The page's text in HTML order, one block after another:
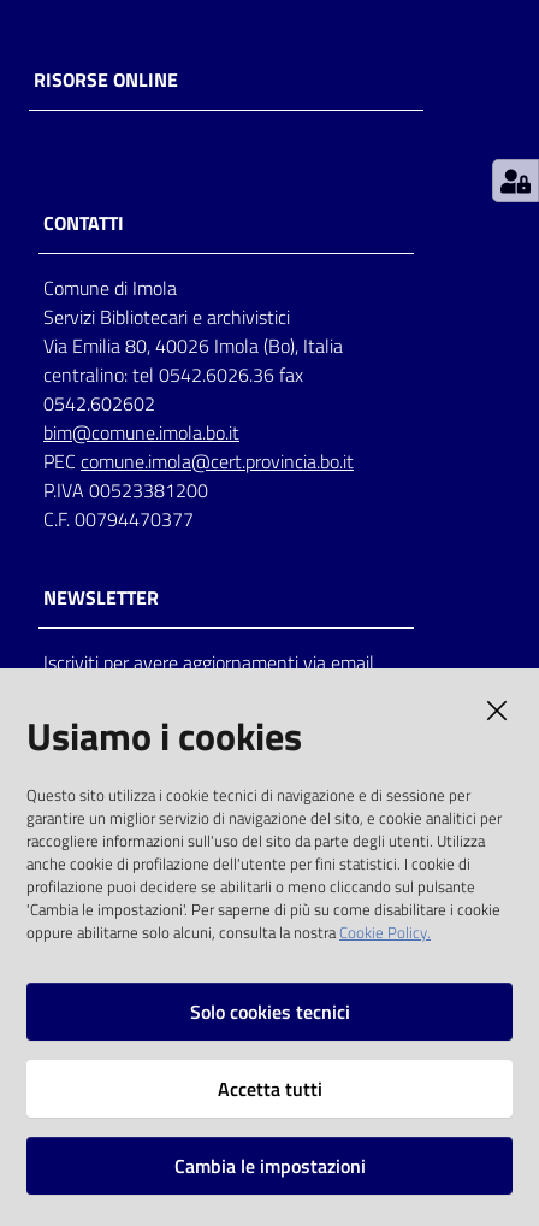
storico
per
lettura
Seguici
su
Catalogo
on line
Eventi
Chiedi al
bibliotecario
RISORSE ONLINE
CONTATTI
Comune di Imola
Servizi Bibliotecari e archivistici
Via Emilia 80, 40026 Imola (Bo), Italia
centralino: tel 0542.6026.36 fax
0542.602602
bim@comune.imola.bo.it
PEC comune.imola@cert.provincia.bo.it
P.IVA 00523381200
C.F. 00794470377
NEWSLETTER
Iscriviti per avere aggiornamenti via email
solo alle condizioni previste dalla direttiva
comunitaria 2003/98/CE e dal d.lgs. 36/2006
SOCIAL
Instagram
Vai alla pagina
Mappa del sito
Usiamo i cookies
Questo sito utilizza i cookie tecnici di navigazione e di sessione per
garantire un miglior servizio di navigazione del sito, e cookie analitici per
raccogliere informazioni sull'uso del sito da parte degli utenti. Utilizza
anche cookie di profilazione dell'utente per fini statistici. I cookie di
profilazione puoi decidere se abilitarli o meno cliccando sul pulsante
'Cambia le impostazioni'. Per saperne di più su come disabilitare i cookie
oppure abilitarne solo alcuni, consulta la nostraCookie Policy.
Solo cookies tecnici
Accetta tutti
Cambia le impostazioni